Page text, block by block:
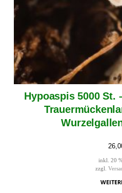
Hypoaspis 5000 St.
inkl. 20
zzgl.